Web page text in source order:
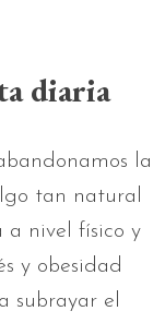
diaria
la
tan natural
a nivel físico y
y obesidad
subrayar el